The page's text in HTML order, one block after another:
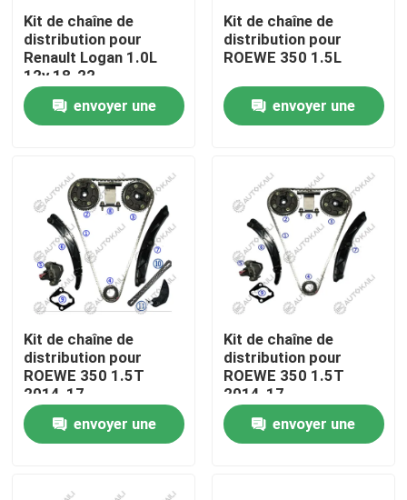
Produits
Vidéos
Visite de l'usine
Contrôle de la qualité
Nous contacter
Nouvelles
Demandez un devis
Kit à chaînes de synchronisation
Kit de chaîne de
distribution pour
Renault Logan 1.0L
12v 18-22
envoyer une
Kit de chaîne de
distribution pour
ROEWE 350 1.5L
envoyer une
Kit de chaîne de
distribution pour
ROEWE 350 1.5T
2014-17
envoyer une
Kit de chaîne de
distribution pour
ROEWE 350 1.5T
2014-17
envoyer une